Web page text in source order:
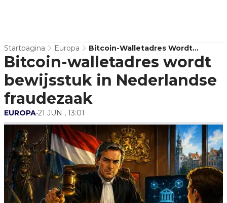
Startpagina Europa
Bitcoin-Walletadres Wordt
Bewijsstuk In Nederlandse
Fraudezaak
Bitcoin-walletadres wordt
bewijsstuk in Nederlandse
fraudezaak
EUROPA•21 JUN , 13:01